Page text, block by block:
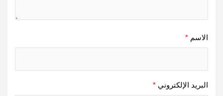
الاسم *
البريد الإلكتروني *